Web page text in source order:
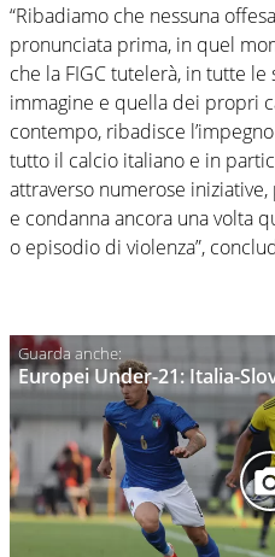
“Ribadiamo che nessuna
pronunciata prima, in quel
che la FIGC tutelerà, in tutte
immagine e quella dei propri
contempo, ribadisce
tutto il calcio italiano e in
attraverso numerose iniziative,
e condanna ancora una volta
o episodio di violenza”,
Europei Under-21: Italia-